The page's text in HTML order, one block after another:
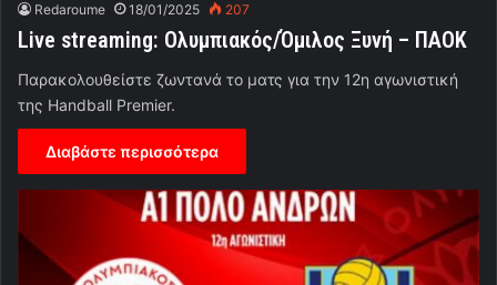
Redaroume 18/01/2025 207
Live streaming: Ολυμπιακός/Όμιλος Ξυνή – ΠΑΟΚ
Παρακολουθείστε ζωντανά το ματς για την 12η αγωνιστική
της Handball Premier.
Διαβάστε περισσότερα